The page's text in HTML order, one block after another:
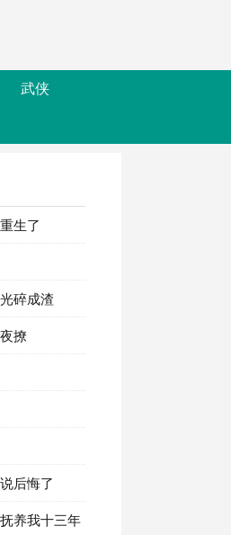
武侠
生了
碎成渣
撩
后悔了
养我十三年